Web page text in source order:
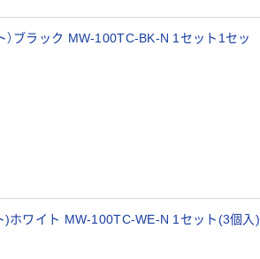
ブラック MW-100TC-BK-N 1セット1セッ
ホワイト MW-100TC-WE-N 1セット(3個入)